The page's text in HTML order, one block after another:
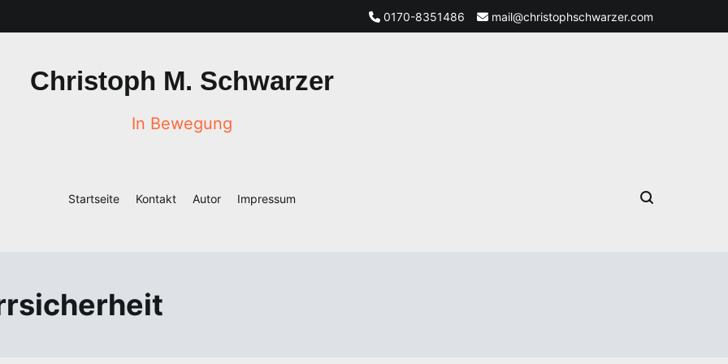
0170-8351486 mail@christophschwarzer.com
Christoph M. Schwarzer
In Bewegung
Startseite Kontakt Autor Impressum